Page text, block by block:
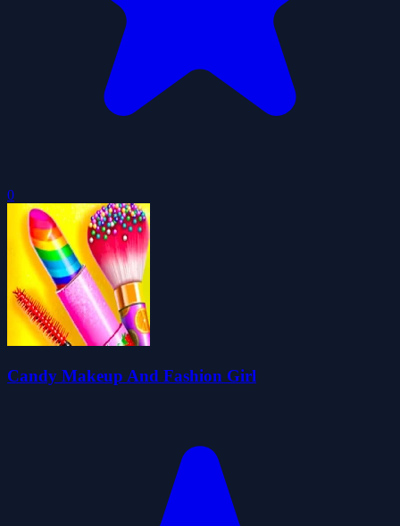
0
Candy Makeup And Fashion Girl